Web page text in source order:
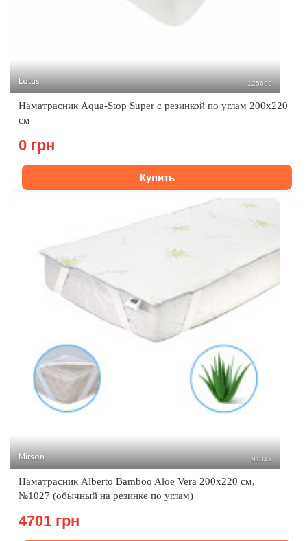
Lotus 125690
Наматрасник Aqua-Stop Super c резинкой по углам 200x220
см
0 грн
Купить
Mirson 91341
Наматрасник Alberto Bamboo Aloe Vera 200x220 см,
№1027 (обычный на резинке по углам)
4701 грн